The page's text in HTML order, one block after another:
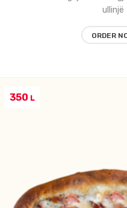
ullinjë
ORDER
350 L